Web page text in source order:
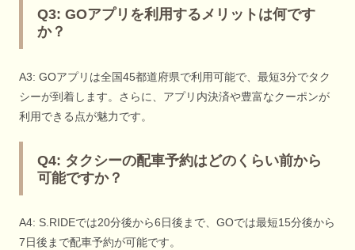
Q3: GOアプリを利用するメリットは何です
か？
A3: GOアプリは全国45都道府県で利用可能で、最短3分でタク
シーが到着します。さらに、アプリ内決済や豊富なクーポンが
利用できる点が魅力です。
Q4: タクシーの配車予約はどのくらい前から
可能ですか？
A4: S.RIDEでは20分後から6日後まで、GOでは最短15分後から
7日後まで配車予約が可能です。